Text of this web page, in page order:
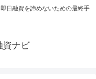
日融資を諦めないための最終手
資ナビ